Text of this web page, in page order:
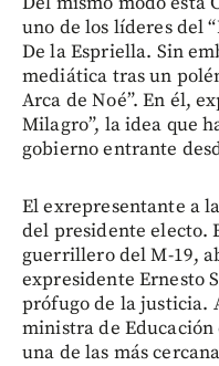
uno de los líderes del
De la Espriella. Sin
mediática tras un
Arca de Noé”. En él,
Milagro”, la idea que
gobierno entrante
El exrepresentante a
del presidente electo.
guerrillero del M-19,
expresidente Ernesto
prófugo de la justicia.
ministra de
una de las más